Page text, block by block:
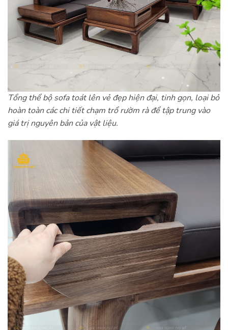
Tổng thể bộ sofa toát lên vẻ đẹp hiện đại, tinh gọn, loại bỏ
hoàn toàn các chi tiết chạm trổ rườm rà để tập trung vào
giá trị nguyên bản của vật liệu.